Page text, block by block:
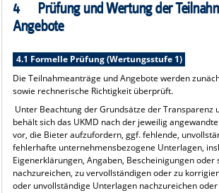
4 Prüfung und Wertung der
Angebote
4.1 Formelle Prüfung (Wertungsstufe 1)
Die Teilnahmeanträge und Angebote werden
sowie rechnerische Richtigkeit überprüft.
Unter Beachtung der Grundsätze der Transparenz
behält sich das UKMD nach der jeweilig
vor, die Bieter aufzufordern, ggf. fehlende,
fehlerhafte unternehmensbezogene Unterlagen,
Eigenerklärungen, Angaben, Bescheinigungen oder
nachzureichen, zu vervollständigen oder zu
oder unvollständige Unterlagen nachzureichen